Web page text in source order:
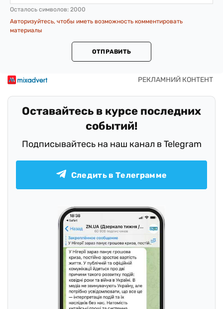
Осталось символов: 2000
Авторизуйтесь, чтобы иметь возможность комментировать
материалы
ОТПРАВИТЬ
Оставайтесь в курсе последних
событий!
Подписывайтесь на наш канал в Telegram
Следить в Телеграмме